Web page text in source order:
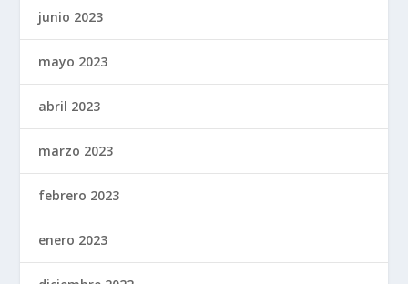
junio 2023
mayo 2023
abril 2023
marzo 2023
febrero 2023
enero 2023